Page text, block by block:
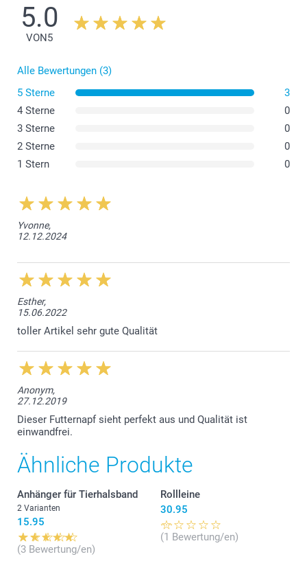
5.0
VON5
Alle Bewertungen (3)
5 Sterne
3
4 Sterne
0
3 Sterne
0
2 Sterne
0
1 Stern
0
Yvonne,
12.12.2024
Esther,
15.06.2022
toller Artikel sehr gute Qualität
Anonym,
27.12.2019
Dieser Futternapf sieht perfekt aus und Qualität ist
einwandfrei.
Ähnliche Produkte
Anhänger für Tierhalsband
2 Varianten
15.95
(3 Bewertung/en)
Rollleine
30.95
(1 Bewertung/en)